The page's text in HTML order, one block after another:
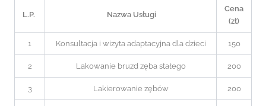
L.P. Nazwa Usługi
Cena
(zł)
1 Konsultacja i wizyta adaptacyjna dla dzieci 150
2 Lakowanie bruzd zęba stałego 200
3 Lakierowanie zębów 200